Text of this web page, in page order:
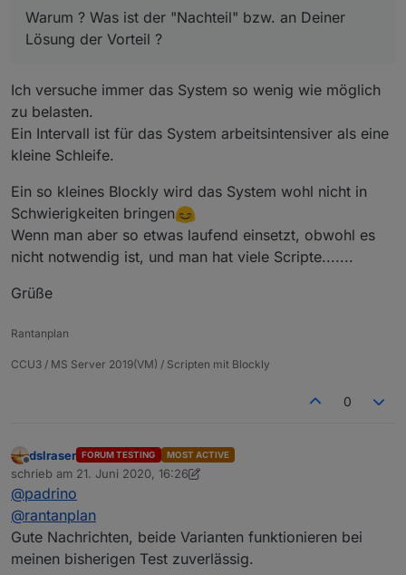
Warum ? Was ist der "Nachteil" bzw. an Deiner
Lösung der Vorteil ?
Ich versuche immer das System so wenig wie möglich
zu belasten.
Ein Intervall ist für das System arbeitsintensiver als eine
kleine Schleife.
Ein so kleines Blockly wird das System wohl nicht in
Schwierigkeiten bringen
Wenn man aber so etwas laufend einsetzt, obwohl es
nicht notwendig ist, und man hat viele Scripte.......
Grüße
Rantanplan
CCU3 / MS Server 2019(VM) / Scripten mit Blockly
0
Offline
dslraser FORUM TESTING MOST ACTIVE
schrieb am 21. Juni 2020, 16:26
zuletzt editiert von dslraser
@padrino
@rantanplan
Gute Nachrichten, beide Varianten funktionieren bei
meinen bisherigen Test zuverlässig.